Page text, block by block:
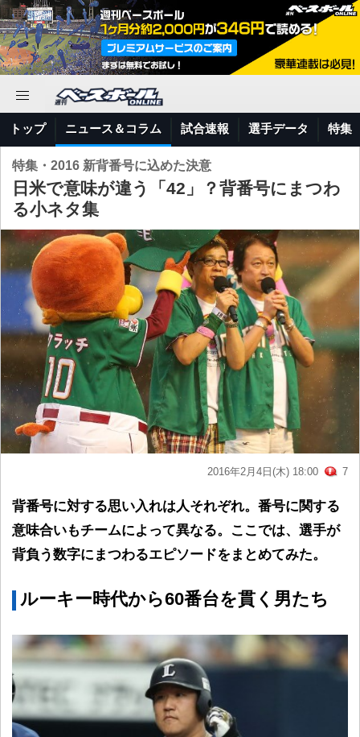
トップ ニュース＆コラム 試合速報 選手データ 特集
特集・2016 新背番号に込めた決意
日米で意味が違う「42」？背番号にまつわ
る小ネタ集
2016年2月4日(木) 18:00 7
背番号に対する思い入れは人それぞれ。番号に関する
意味合いもチームによって異なる。ここでは、選手が
背負う数字にまつわるエピソードをまとめてみた。
ルーキー時代から60番台を貫く男たち